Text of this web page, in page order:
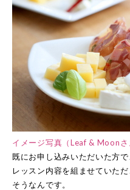
イメージ写真（Leaf & Moonさ
既にお申し込みいただいた方で
レッスン内容を組ませていただ
そうなんです。